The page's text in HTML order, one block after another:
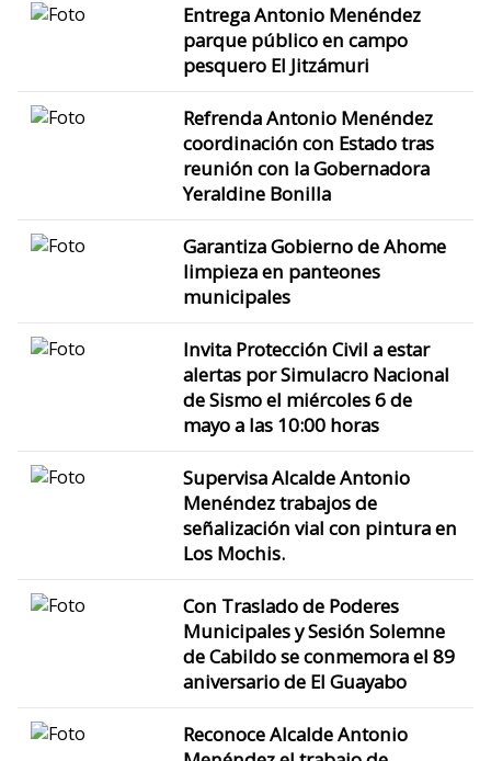
Entrega Antonio Menéndez
parque público en campo
pesquero El Jitzámuri
Refrenda Antonio Menéndez
coordinación con Estado tras
reunión con la Gobernadora
Yeraldine Bonilla
Garantiza Gobierno de Ahome
limpieza en panteones
municipales
Invita Protección Civil a estar
alertas por Simulacro Nacional
de Sismo el miércoles 6 de
mayo a las 10:00 horas
Supervisa Alcalde Antonio
Menéndez trabajos de
señalización vial con pintura en
Los Mochis.
Con Traslado de Poderes
Municipales y Sesión Solemne
de Cabildo se conmemora el 89
aniversario de El Guayabo
Reconoce Alcalde Antonio